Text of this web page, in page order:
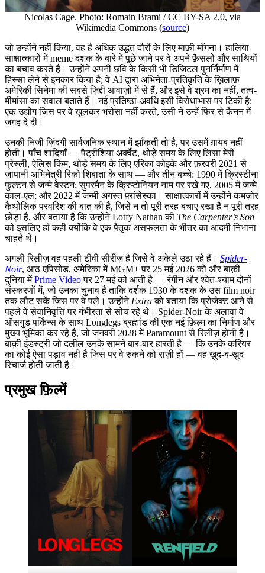
Nicolas Cage. Photo: Romain Brami / CC BY-SA 2.0, via
Wikimedia Commons (source)
जो उन्होंने नहीं किया, वह है अधिक उद्धत दौरों के लिए माफ़ी माँगना। हालिया
साक्षात्कारों में meme दशक के बारे में पूछे जाने पर वे अपने फ़ैसलों और साथियों
का बचाव करते हैं। उन्होंने अपनी छवि के किसी भी डिजिटल पुनर्निर्माण में
हिस्सा लेने से इनकार किया है; वे AI द्वारा अभिनेता-प्रतिकृति के ख़िलाफ़
अमेरिकी सिनेमा की सबसे ज़िद्दी आवाज़ों में से हैं, और इसे वे श्रम का नहीं, तत्व-
मीमांसा का सवाल बताते हैं। नई प्रतिष्ठा-अवधि इसी विरोधाभास पर टिकी है:
एक उद्योग जिस पर वे खुलकर भरोसा नहीं करते, उसी ने उन्हें फिर से कैनन में
जगह दे दी।
उनकी निजी ज़िंदगी सार्वजनिक स्थान में झाँकती तो है, पर उसमें ग़ायब नहीं
होती। पाँच शादियाँ — पैट्रीशिया अर्क्वेट, थोड़े समय के लिए लिसा मेरी
प्रेस्ली, ऐलिस किम, थोड़े समय के लिए एरिका कोइके और फ़रवरी 2021 से
जापानी अभिनेत्री रिको शिबाता के साथ — और तीन बच्चे: 1990 में क्रिस्टीना
फ़ुल्टन से जन्मे वेस्टन; सुपरमैन के क्रिप्टोनियन नाम पर रखे गए, 2005 में जन्मे
काल-एल; और 2022 में जन्मी अगस्त फ़्रांसेस्का। साक्षात्कारों में उन्होंने कमज़ोर
कैथोलिक परवरिश की बात की है, जिसे न तो पूरी तरह बचाए रखा है न पूरी तरह
छोड़ा है, और बताया है कि उन्होंने Lotfy Nathan की The Carpenter’s Son
को इसलिए हाँ कही क्योंकि वे एक पैतृक असफलता के भीतर का आदमी निभाना
चाहते थे।
अगली रिलीज़ वह पहली टीवी सीरीज़ है जिसे वे अकेले उठा रहे हैं। Spider-
Noir, आठ एपिसोड, अमेरिका में MGM+ पर 25 मई 2026 को और बाक़ी
दुनिया मेंPrime Videoपर 27 मई को आती है — रंगीन और श्वेत-श्याम दोनों
संस्करणों में, जो उनका चुनाव है ताकि दर्शक 1930 के दशक के उस film noir
तक लौट सकें जिस पर वे पले। उन्होंने Extraको बताया कि प्रोजेक्ट आने से
पहले वे सेवानिवृत्ति पर गंभीरता से सोच रहे थे। Spider-Noir के अलावा वे
ऑसगुड पर्किन्स के साथ Longlegs ब्रह्मांड की एक नई फ़िल्म का निर्माण और
मुख्य भूमिका कर रहे हैं, जो जनवरी 2028 में Paramount से रिलीज़ होनी है।
बाक़ी इंडस्ट्री जो दलील उनके सामने बार-बार हारती है — कि उनके करियर
का कोई ऐसा पड़ाव नहीं है जिस पर वे रुकने को राज़ी हों — वह ख़ुद-ब-ख़ुद
रिचार्ज होती जाती है।
प्रमुख फ़िल्में